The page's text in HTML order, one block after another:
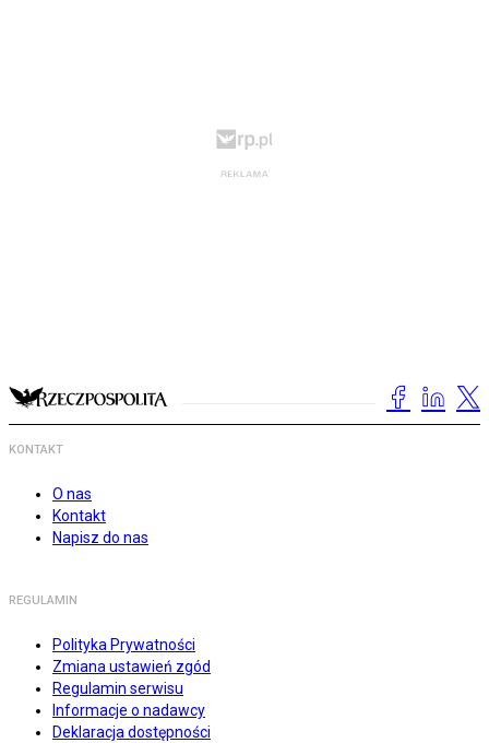
KONTAKT
O nas
Kontakt
Napisz do nas
REGULAMIN
Polityka Prywatności
Zmiana ustawień zgód
Regulamin serwisu
Informacje o nadawcy
Deklaracja dostępności